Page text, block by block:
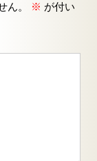
ん。 ※ が付い